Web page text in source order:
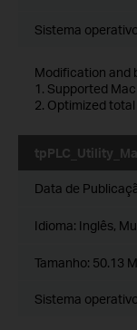
Sistema
Modification and
1. Supported
2. Optimized
Data de
Idioma: Inglês,
Tamanho: 50.13
Sistema